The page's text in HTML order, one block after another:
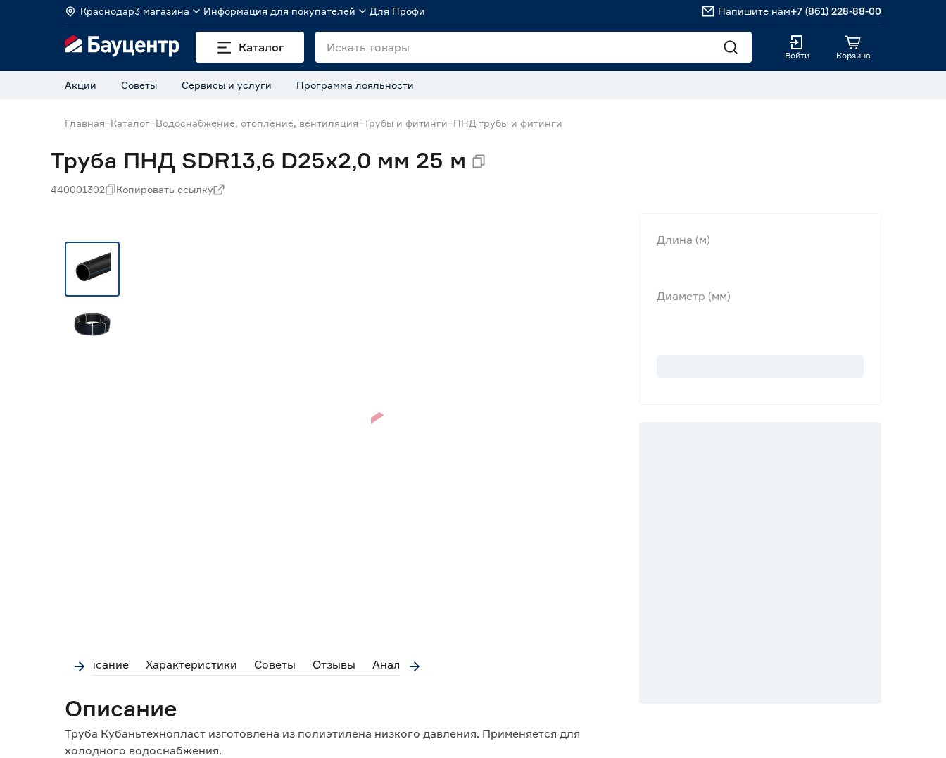
Краснодар3 магазина Информация для покупателей Для Профи Напишите нам+7 (861) 228-88-00
Каталог
Войти Корзина
Акции Советы Сервисы и услуги Программа лояльности
Главная Каталог Водоснабжение, отопление, вентиляция Трубы и фитинги ПНД трубы и фитинги
Труба ПНД SDR13,6 D25х2,0 мм 25 м
440001302 Копировать ссылку
Описание Характеристики Советы Отзывы Аналоги
Описание
Труба Кубаньтехнопласт изготовлена из полиэтилена низкого давления. Применяется для
холодного водоснабжения.
Длина (м)
Диаметр (мм)